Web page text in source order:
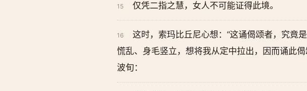
15 仅凭二指之慧，女人不可能证得此境。
16
这时，索玛比丘尼心想：“这诵偈颂者，究竟
慌乱、身毛竖立，想将我从定中拉出，因而诵此
波旬：